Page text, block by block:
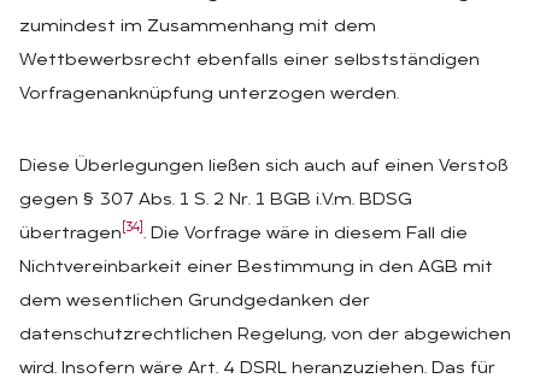
zumindest im Zusammenhang mit dem
Wettbewerbsrecht ebenfalls einer selbstständigen
Vorfragenanknüpfung unterzogen werden.
Diese Überlegungen ließen sich auch auf einen Verstoß
gegen § 307 Abs. 1 S. 2 Nr. 1 BGB i.V.m. BDSG
übertragen [34] . Die Vorfrage wäre in diesem Fall die
Nichtvereinbarkeit einer Bestimmung in den AGB mit
dem wesentlichen Grundgedanken der
datenschutzrechtlichen Regelung, von der abgewichen
wird. Insofern wäre Art. 4 DSRL heranzuziehen. Das für